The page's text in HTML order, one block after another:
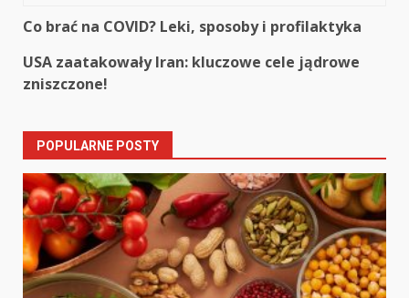
Continue
Reading
Co brać na COVID? Leki, sposoby i profilaktyka
USA zaatakowały Iran: kluczowe cele jądrowe
zniszczone!
POPULARNE POSTY